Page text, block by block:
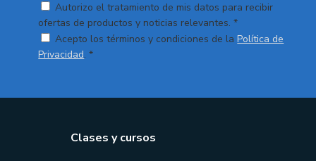
Autorizo el tratamiento de mis datos para recibir
ofertas de productos y noticias relevantes. *
Acepto los términos y condiciones de laPolítica de
Privacidad. *
Clases y cursos